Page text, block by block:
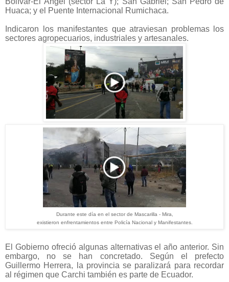
Huaca; y el Puente Internacional Rumichaca.
Indicaron los manifestantes que atraviesan problemas los
sectores agropecuarios, industriales y artesanales.
Durante este día en el sector de Mascarilla - Mira,
existieron enfrentamientosentre Policía Nacional y Manifestantes.
El Gobierno ofreció algunas alternativas el año anterior. Sin
embargo, no se han concretado. Según el prefecto
Guillermo Herrera, la provincia se paralizará para recordar
al régimen que Carchi también es parte de Ecuador.